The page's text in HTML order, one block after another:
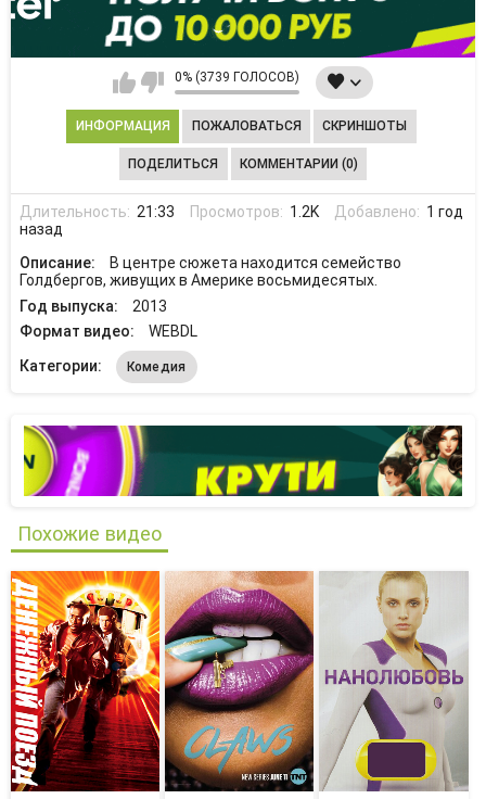
0% (3739 ГОЛОСОВ)
ИНФОРМАЦИЯ ПОЖАЛОВАТЬСЯ СКРИНШОТЫ
ПОДЕЛИТЬСЯ КОММЕНТАРИИ (0)
Длительность: 21:33 Просмотров: 1.2K Добавлено: 1 год
назад
Описание:
В центре сюжета находится семейство
Голдбергов, живущих в Америке восьмидесятых.
Год выпуска:
2013
Формат видео:
WEBDL
Категории:
Комедия
Похожие видео